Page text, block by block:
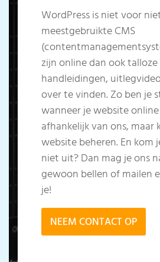
WordPress is niet voor
meestgebruikte CMS
zijn online dan ook talloze
handleidingen,
over te vinden. Zo ben je
wanneer je website
afhankelijk van ons, maar
website beheren. En kom
niet uit? Dan mag je ons
gewoon bellen of mailen
je!
NEEM CONTACT OP